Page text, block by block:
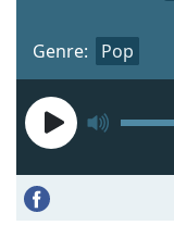
Genre: Pop